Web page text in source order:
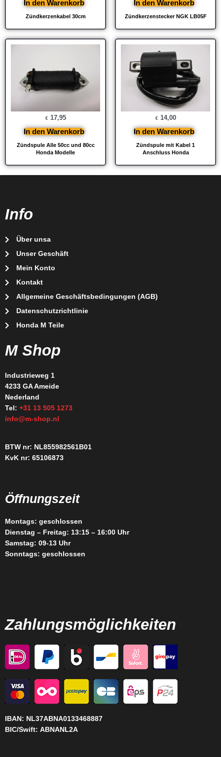
Zündkerzenkabel 30cm
In den Warenkorb
Zündkerzenstecker NGK LB05F
In den Warenkorb
Zündspule Alle 50cc und 80cc
Honda Modelle
€ 17,95
In den Warenkorb
Zündspule mit Kabel 1
Anschluss Honda
€ 14,00
In den Warenkorb
Info
Über unsa
Unser Geschäft
Mein Konto
Kontakt
Allgemeine Geschäftsbedingungen (AGB)
Datenschutzrichtlinie
Honda M Teile
M Shop
Industrieweg 1
4233 GA Ameide
Nederland
Tel: +31 13 505 1273
info@m-shop.nl
BTW nr: NL855982561B01
KvK nr: 65106873
Öffnungszeit
Montags: geschlossen
Dienstag – Freitag: 13:15 – 16:00 Uhr
Samstag: 09-13 Uhr
Sonntags: geschlossen
Zahlungsmöglichkeiten
IBAN: NL37ABNA0133468887
BIC/Swift: ABNANL2A